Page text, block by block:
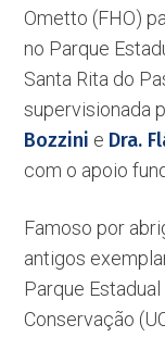
Ometto (FHO)
no Parque
Santa Rita do
supervisionada
Bozzini e Dra.
com o apoio
Famoso por
antigos
Parque
Conservação